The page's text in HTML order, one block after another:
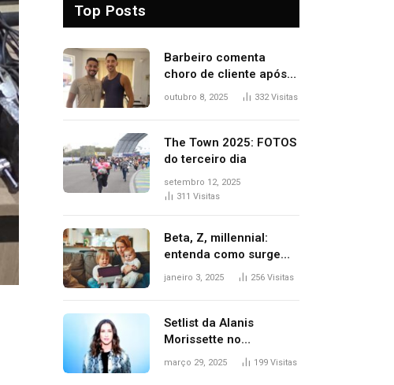
Top Posts
Barbeiro comenta
choro de cliente após
despedida e explica
tantas pessoas’
outubro 8, 2025 332Visitas
The Town 2025: FOTOS
do terceiro dia
setembro 12, 2025
311 Visitas
Beta, Z, millennial:
entenda como surgem
as gerações
janeiro 3, 2025 256 Visitas
Setlist da Alanis
Morissette no
Lollapalooza: veja
março 29, 2025 199 Visitas